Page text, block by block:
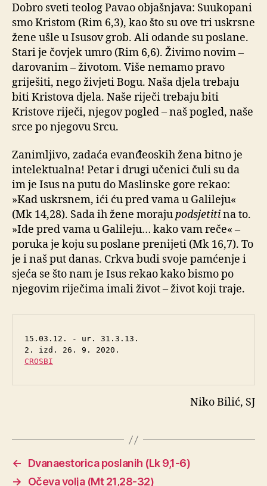
Dobro sveti teolog Pavao objašnjava: Suukopani
smo Kristom (Rim 6,3), kao što su ove tri uskrsne
žene ušle u Isusov grob. Ali odande su poslane.
Stari je čovjek umro (Rim 6,6). Živimo novim –
darovanim – životom. Više nemamo pravo
griješiti, nego živjeti Bogu. Naša djela trebaju
biti Kristova djela. Naše riječi trebaju biti
Kristove riječi, njegov pogled – naš pogled, naše
srce po njegovu Srcu.
Zanimljivo, zadaća evanđeoskih žena bitno je
intelektualna! Petar i drugi učenici čuli su da
im je Isus na putu do Maslinske gore rekao:
»Kad uskrsnem, ići ću pred vama u Galileju«
(Mk 14,28). Sada ih žene morajupodsjetitina to.
»Ide pred vama u Galileju… kako vam reče« –
poruka je koju su poslane prenijeti (Mk 16,7). To
je i naš put danas. Crkva budi svoje pamćenje i
sjeća se što nam je Isus rekao kako bismo po
njegovim riječima imali život – život koji traje.
15.03.12. - ur. 31.3.13.
CROSBI
Niko Bilić, SJ
←
Dvanaestorica poslanih (Lk 9,1-6)
→
Očeva volja (Mt 21,28-32)